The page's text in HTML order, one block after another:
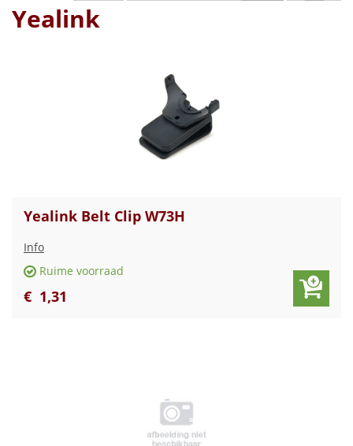
Yealink
Yealink Belt Clip W73H
Info
Ruime voorraad
€ 1,31